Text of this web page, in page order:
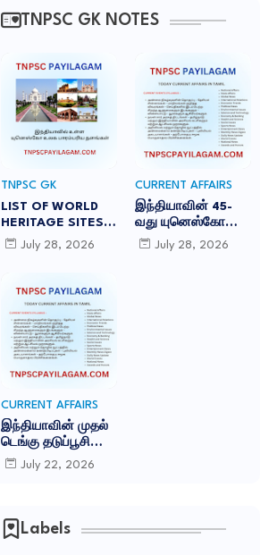
TNPSC GK NOTES
TNPSC GK
LIST OF WORLD
HERITAGE SITES
IN INDIA
-இந்தியாவில் உள்ள
பாரம்பரிய தளங்கள்:
July 28, 2026
CURRENT AFFAIRS
இந்தியாவின் 45-
வது யுனெஸ்கோ
உலகப் பாரம்பரியக்
களம் சாரநாத்:
July 28, 2026
CURRENT AFFAIRS
இந்தியாவின் முதல்
டெங்கு தடுப்பூசி
'கியூடெங்கா'
(Qdenga): TNPSC
2026
July 22, 2026
Labels